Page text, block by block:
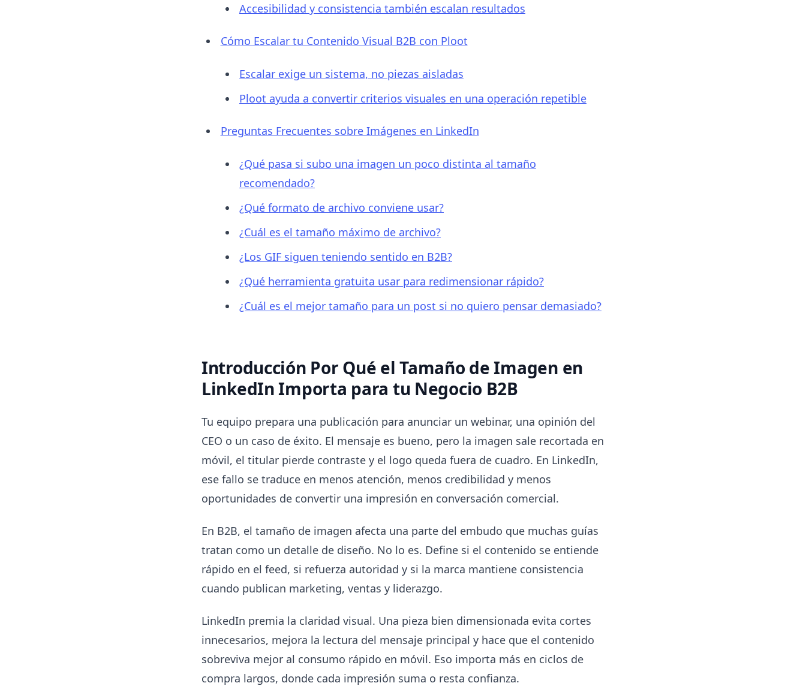
Accesibilidad y consistencia también escalan resultados
Cómo Escalar tu Contenido Visual B2B con Ploot
Escalar exige un sistema, no piezas aisladas
Ploot ayuda a convertir criterios visuales en una operación repetible
Preguntas Frecuentes sobre Imágenes en LinkedIn
¿Qué pasa si subo una imagen un poco distinta al tamaño
recomendado?
¿Qué formato de archivo conviene usar?
¿Cuál es el tamaño máximo de archivo?
¿Los GIF siguen teniendo sentido en B2B?
¿Qué herramienta gratuita usar para redimensionar rápido?
¿Cuál es el mejor tamaño para un post si no quiero pensar demasiado?
Introducción Por Qué el Tamaño de Imagen en
LinkedIn Importa para tu Negocio B2B
Tu equipo prepara una publicación para anunciar un webinar, una opinión del
CEO o un caso de éxito. El mensaje es bueno, pero la imagen sale recortada en
móvil, el titular pierde contraste y el logo queda fuera de cuadro. En LinkedIn,
ese fallo se traduce en menos atención, menos credibilidad y menos
oportunidades de convertir una impresión en conversación comercial.
En B2B, el tamaño de imagen afecta una parte del embudo que muchas guías
tratan como un detalle de diseño. No lo es. Define si el contenido se entiende
rápido en el feed, si refuerza autoridad y si la marca mantiene consistencia
cuando publican marketing, ventas y liderazgo.
LinkedIn premia la claridad visual. Una pieza bien dimensionada evita cortes
innecesarios, mejora la lectura del mensaje principal y hace que el contenido
sobreviva mejor al consumo rápido en móvil. Eso importa más en ciclos de
compra largos, donde cada impresión suma o resta confianza.